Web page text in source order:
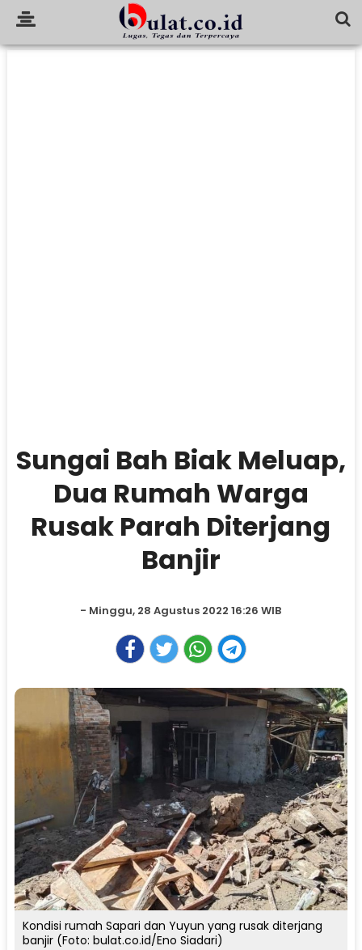
Sungai Bah Biak Meluap,
Dua Rumah Warga
Rusak Parah Diterjang
Banjir
- Minggu, 28 Agustus 2022 16:26 WIB
Kondisi rumah Sapari dan Yuyun yang rusak diterjang
banjir (Foto: bulat.co.id/Eno Siadari)